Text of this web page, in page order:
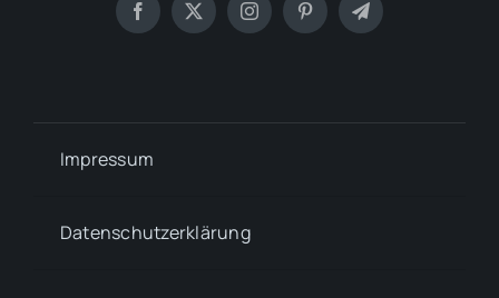
Impressum
Datenschutzerklärung